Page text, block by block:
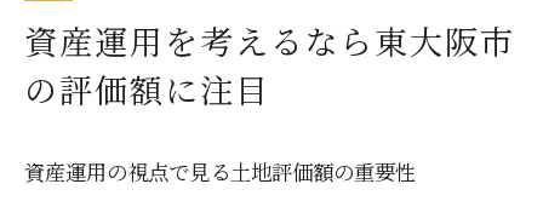
資産運用を考えるなら東大阪市
の評価額に注目
資産運用の視点で見る土地評価額の重要性